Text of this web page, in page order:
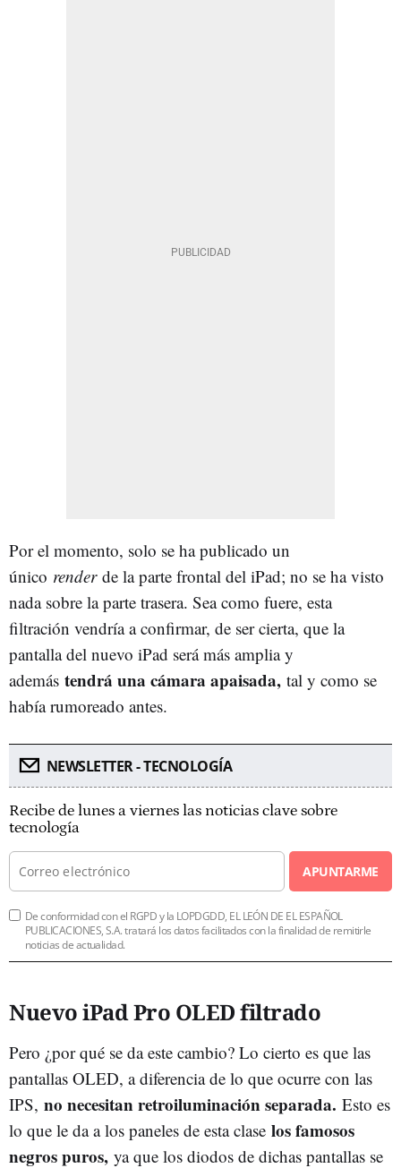
Por el momento, solo se ha publicado un
único render de la parte frontal del iPad; no se ha visto
nada sobre la parte trasera. Sea como fuere, esta
filtración vendría a confirmar, de ser cierta, que la
pantalla del nuevo iPad será más amplia y
además tendrá una cámara apaisada, tal y como se
había rumoreado antes.
NEWSLETTER - TECNOLOGÍA
Recibe de lunes a viernes las noticias clave sobre
tecnología
APUNTARME
De conformidad con el RGPD y la LOPDGDD, EL LEÓN DE EL ESPAÑOL
PUBLICACIONES, S.A. tratará los datos facilitados con la finalidad de remitirle
noticias de actualidad.
Nuevo iPad Pro OLED filtrado
Pero ¿por qué se da este cambio? Lo cierto es que las
pantallas OLED, a diferencia de lo que ocurre con las
IPS, no necesitan retroiluminación separada. Esto es
lo que le da a los paneles de esta clase los famosos
negros puros, ya que los diodos de dichas pantallas se